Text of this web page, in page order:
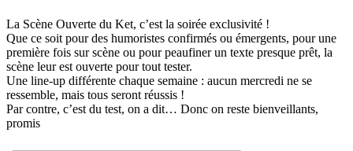
La Scène Ouverte du Ket, c’est la soirée exclusivité !
Que ce soit pour des humoristes confirmés ou émergents, pour une
première fois sur scène ou pour peaufiner un texte presque prêt, la
scène leur est ouverte pour tout tester.
Une line-up différente chaque semaine : aucun mercredi ne se
ressemble, mais tous seront réussis !
Par contre, c’est du test, on a dit… Donc on reste bienveillants,
promis